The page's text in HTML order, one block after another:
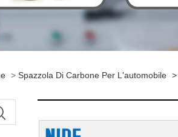
> Spazzola Di Carbone Per L'automobile >